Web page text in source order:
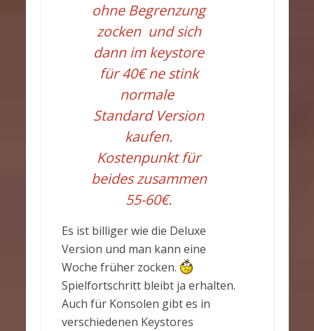
ohne Begrenzung
zocken und sich
dann im keystore
für 40€ ne stink
normale
Standard Version
kaufen.
Kostenpunkt für
beides zusammen
55-60€.
Es ist billiger wie die Deluxe
Version und man kann eine
Woche früher zocken.
Spielfortschritt bleibt ja erhalten.
Auch für Konsolen gibt es in
verschiedenen Keystores